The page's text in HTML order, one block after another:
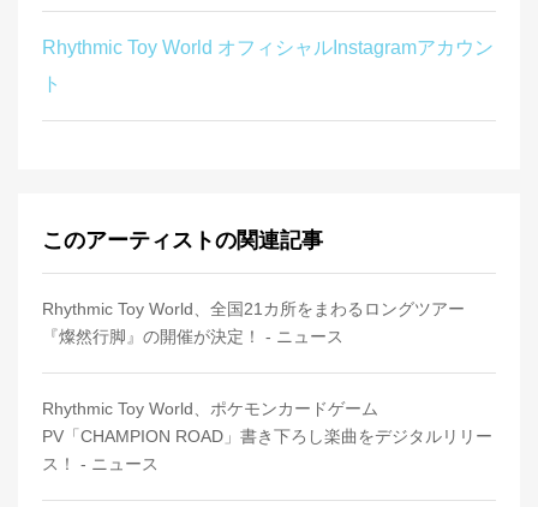
Rhythmic Toy World オフィシャルInstagramアカウン
ト
このアーティストの関連記事
Rhythmic Toy World、全国21カ所をまわるロングツアー
『燦然行脚』の開催が決定！ - ニュース
Rhythmic Toy World、ポケモンカードゲーム
PV「CHAMPION ROAD」書き下ろし楽曲をデジタルリリー
ス！ - ニュース